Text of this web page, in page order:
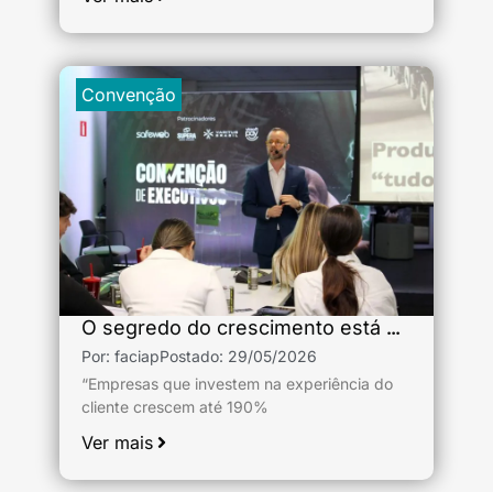
Convenção
O segredo do crescimento está na experiência do cliente
Por: faciapPostado: 29/05/2026
“Empresas que investem na experiência do
cliente crescem até 190%
Ver mais